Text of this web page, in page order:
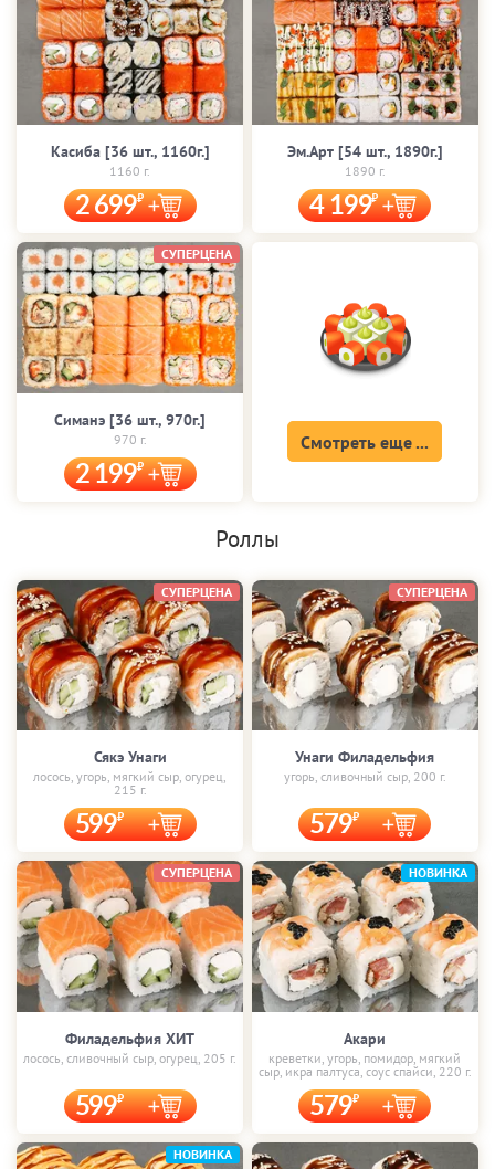
Касиба [36 шт., 1160г.]
1160 г.
2 699
Эм.Арт [54 шт., 1890г.]
1890 г.
4 199
Симанэ [36 шт., 970г.]
970 г.
2 199
СУПЕРЦЕНА
Смотреть еще ...
Роллы
Сякэ Унаги
лосось, угорь, мягкий сыр, огурец,
215 г.
599
СУПЕРЦЕНА
Унаги Филадельфия
угорь, сливочный сыр, 200 г.
579
СУПЕРЦЕНА
Филадельфия ХИТ
лосось, сливочный сыр, огурец, 205 г.
599
СУПЕРЦЕНА
Акари
креветки, угорь, помидор, мягкий
сыр, икра палтуса, соус спайси, 220 г.
579
НОВИНКА
НОВИНКА